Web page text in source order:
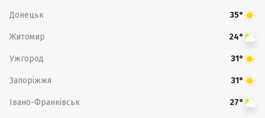
Донецьк 35°
Житомир 24°
Ужгород 31°
Запоріжжя 31°
Івано-Франківськ 27°